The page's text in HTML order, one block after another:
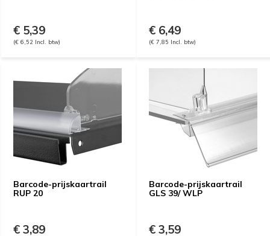
€ 5,39
(€ 6,52 Incl. btw)
€ 6,49
(€ 7,85 Incl. btw)
Barcode-prijskaartrail
RUP 20
€ 3,89
Barcode-prijskaartrail
GLS 39/ WLP
€ 3,59